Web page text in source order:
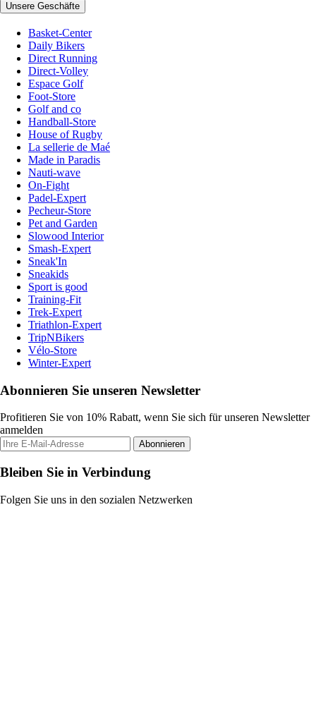
Unsere Geschäfte
Basket-Center
Daily Bikers
Direct Running
Direct-Volley
Espace Golf
Foot-Store
Golf and co
Handball-Store
House of Rugby
La sellerie de Maé
Made in Paradis
Nauti-wave
On-Fight
Padel-Expert
Pecheur-Store
Pet and Garden
Slowood Interior
Smash-Expert
Sneak'In
Sneakids
Sport is good
Training-Fit
Trek-Expert
Triathlon-Expert
TripNBikers
Vélo-Store
Winter-Expert
Abonnieren Sie unseren Newsletter
Profitieren Sie von 10% Rabatt, wenn Sie sich für unseren Newsletter
anmelden
Abonnieren
Bleiben Sie in Verbindung
Folgen Sie uns in den sozialen Netzwerken